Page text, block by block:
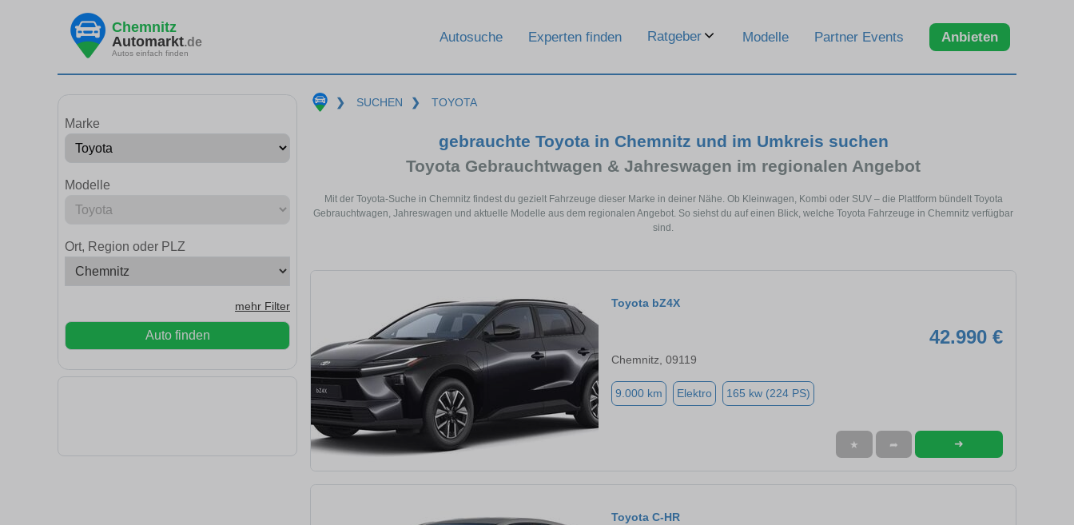
Chemnitz
Automarkt.de
Autos einfach finden
Autosuche Experten finden Ratgeber Modelle Partner Events Anbieten
Marke
Modelle
Ort, Region oder PLZ
mehr Filter
Auto finden
❯ SUCHEN ❯ TOYOTA
gebrauchte Toyota in Chemnitz und im Umkreis suchen
Toyota Gebrauchtwagen & Jahreswagen im regionalen Angebot
Mit der Toyota-Suche in Chemnitz findest du gezielt Fahrzeuge dieser Marke in deiner Nähe. Ob Kleinwagen, Kombi oder SUV – die Plattform bündelt Toyota
Gebrauchtwagen, Jahreswagen und aktuelle Modelle aus dem regionalen Angebot. So siehst du auf einen Blick, welche Toyota Fahrzeuge in Chemnitz verfügbar
sind.
Toyota bZ4X
42.990 €
Chemnitz, 09119
9.000 km Elektro 165 kw (224 PS)
★ ➦ ➜
Toyota C-HR